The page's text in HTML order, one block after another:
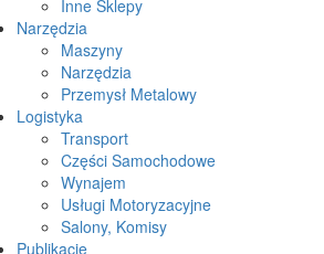
Inne Sklepy
Narzędzia
Maszyny
Narzędzia
Przemysł Metalowy
Logistyka
Transport
Części Samochodowe
Wynajem
Usługi Motoryzacyjne
Salony, Komisy
Publikacje